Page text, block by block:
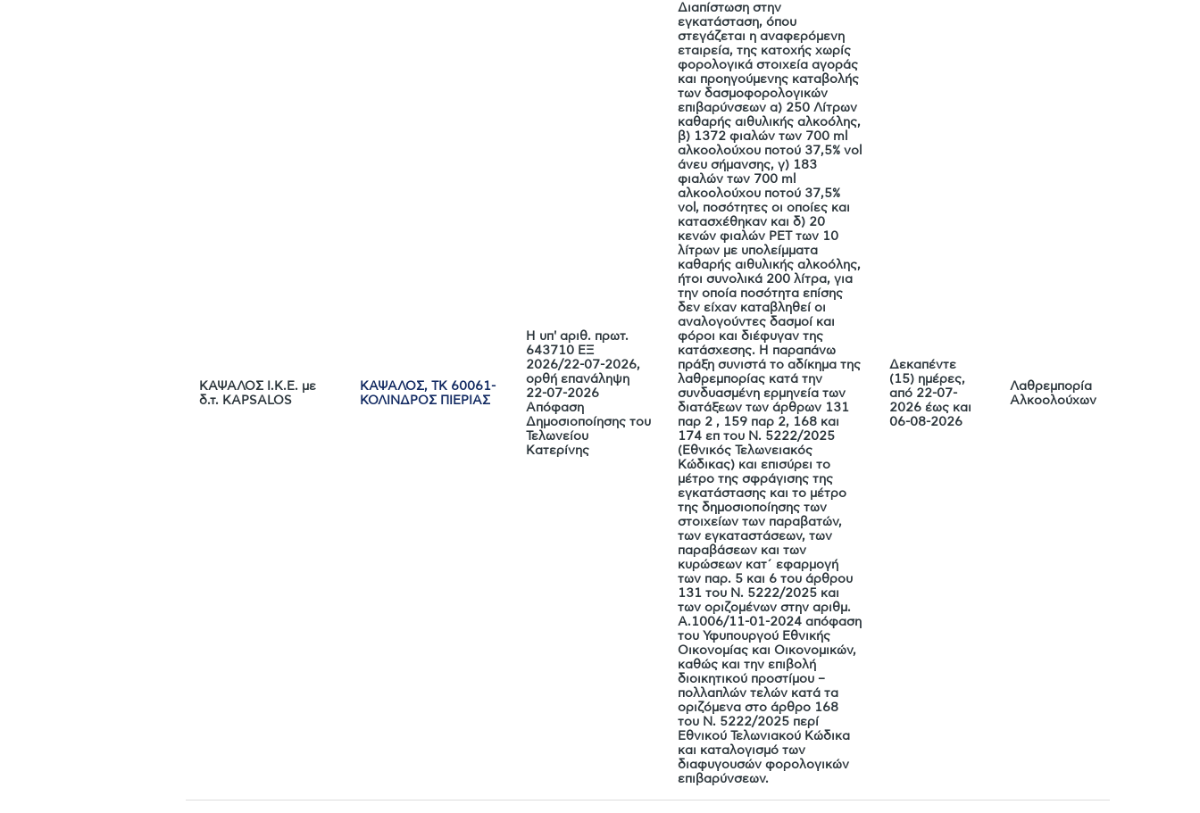
ΚΑΨΑΛΟΣ Ι.Κ.Ε. με
δ.τ. KAPSALOS
ΚΑΨΑΛΟΣ, ΤΚ 60061-
ΚΟΛΙΝΔΡΟΣ ΠΙΕΡΙΑΣ
Η υπ' αριθ. πρωτ.
643710 ΕΞ
2026/22-07-2026,
ορθή επανάληψη
22-07-2026
Απόφαση
Δημοσιοποίησης του
Τελωνείου
Κατερίνης
Διαπίστωση στην
εγκατάσταση, όπου
στεγάζεται η αναφερόμενη
εταιρεία, της κατοχής χωρίς
φορολογικά στοιχεία αγοράς
και προηγούμενης καταβολής
των δασμοφορολογικών
επιβαρύνσεων α) 250 Λίτρων
καθαρής αιθυλικής αλκοόλης,
β) 1372 φιαλών των 700 ml
αλκοολούχου ποτού 37,5% vol
άνευ σήμανσης, γ) 183
φιαλών των 700 ml
αλκοολούχου ποτού 37,5%
vol, ποσότητες οι οποίες και
κατασχέθηκαν και δ) 20
κενών φιαλών PET των 10
λίτρων με υπολείμματα
καθαρής αιθυλικής αλκοόλης,
ήτοι συνολικά 200 λίτρα, για
την οποία ποσότητα επίσης
δεν είχαν καταβληθεί οι
αναλογούντες δασμοί και
φόροι και διέφυγαν της
κατάσχεσης. Η παραπάνω
πράξη συνιστά το αδίκημα της
λαθρεμπορίας κατά την
συνδυασμένη ερμηνεία των
διατάξεων των άρθρων 131
παρ 2 , 159 παρ 2, 168 και
174 επ του Ν. 5222/2025
(Εθνικός Τελωνειακός
Κώδικας) και επισύρει το
μέτρο της σφράγισης της
εγκατάστασης και το μέτρο
της δημοσιοποίησης των
στοιχείων των παραβατών,
των εγκαταστάσεων, των
παραβάσεων και των
κυρώσεων κατ΄ εφαρμογή
των παρ. 5 και 6 του άρθρου
131 του Ν. 5222/2025 και
των οριζομένων στην αριθμ.
Α.1006/11-01-2024 απόφαση
του Υφυπουργού Εθνικής
Οικονομίας και Οικονομικών,
καθώς και την επιβολή
διοικητικού προστίμου –
πολλαπλών τελών κατά τα
οριζόμενα στο άρθρο 168
του Ν. 5222/2025 περί
Εθνικού Τελωνιακού Κώδικα
και καταλογισμό των
διαφυγουσών φορολογικών
επιβαρύνσεων.
Δεκαπέντε
(15) ημέρες,
από 22-07-
2026 έως και
06-08-2026
Λαθρεμπορία
Αλκοολούχων